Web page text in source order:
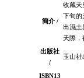
簡介 /
收藏天
下旬的
出濕土
天際，
出版社
/
玉山社
ISBN13